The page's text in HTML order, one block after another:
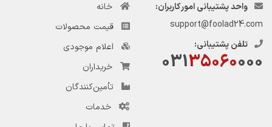
واحد پشتیبانی امور کاربران:
support@foolad24.com
تلفن پشتیبانی:
03135060000
خانه
قیمت محصولات
اعلام موجودی
خریداران
تأمین‌کنندگان
خدمات